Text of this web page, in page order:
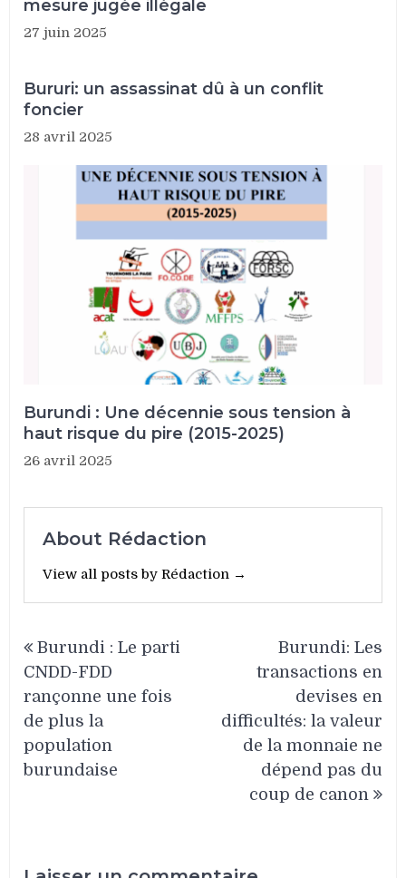
mesure jugée illégale
27 juin 2025
Bururi: un assassinat dû à un conflit
foncier
28 avril 2025
Burundi : Une décennie sous tension à
haut risque du pire (2015-2025)
26 avril 2025
About Rédaction
View all posts by Rédaction →
de
l’article
Burundi : Le parti
CNDD-FDD
rançonne une fois
de plus la
population
burundaise
Burundi: Les
transactions en
devises en
difficultés: la valeur
de la monnaie ne
dépend pas du
coup de canon